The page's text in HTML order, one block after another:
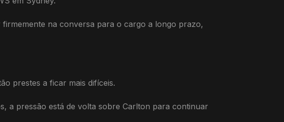
na conversa para o cargo a longo prazo,
prestes a ficar mais difíceis.
a pressão está de volta sobre Carlton para continuar